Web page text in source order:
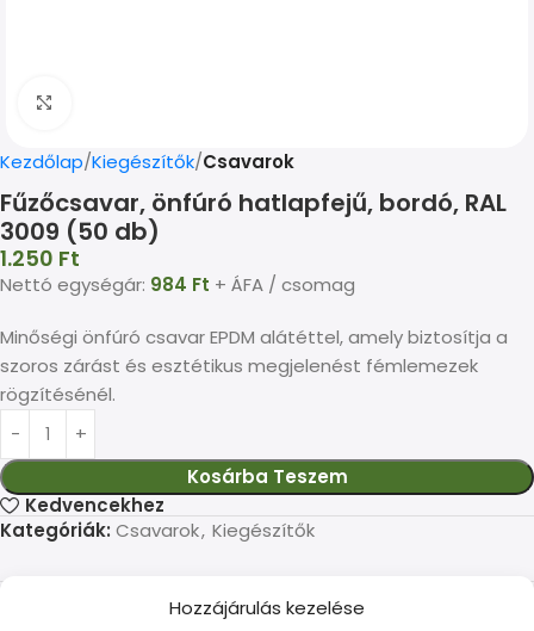
Hozzájárulás kezelése
Kezdőlap Kiegészítők Csavarok
Fűzőcsavar, önfúró hatlapfejű, bordó, RAL
3009 (50 db)
1.250 Ft
Nettó egységár: 984 Ft + ÁFA / csomag
Minőségi önfúró csavar EPDM alátéttel, amely biztosítja a
szoros zárást és esztétikus megjelenést fémlemezek
rögzítésénél.
Kosárba Teszem
Kedvencekhez
Kategóriák: Csavarok, Kiegészítők
TOVÁBBI INFORMÁCIÓKFIZETÉS ÉS SZÁLLÍTÁS